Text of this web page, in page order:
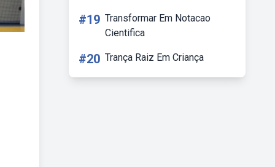
#19 Transformar Em Notacao
Cientifica
#20 Trança Raiz Em Criança